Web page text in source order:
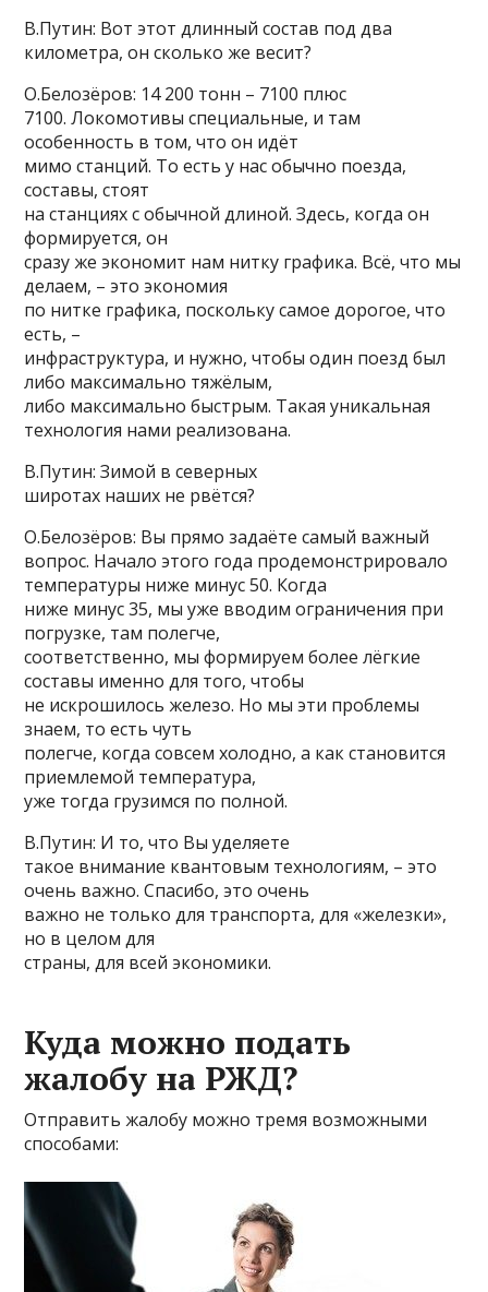
В.Путин: Вот этот длинный состав под два
километра, он сколько же весит?
О.Белозёров: 14 200 тонн – 7100 плюс
7100. Локомотивы специальные, и там
особенность в том, что он идёт
мимо станций. То есть у нас обычно поезда,
составы, стоят
на станциях с обычной длиной. Здесь, когда он
формируется, он
сразу же экономит нам нитку графика. Всё, что мы
делаем, – это экономия
по нитке графика, поскольку самое дорогое, что
есть, –
инфраструктура, и нужно, чтобы один поезд был
либо максимально тяжёлым,
либо максимально быстрым. Такая уникальная
технология нами реализована.
В.Путин: Зимой в северных
широтах наших не рвётся?
О.Белозёров: Вы прямо задаёте самый важный
вопрос. Начало этого года продемонстрировало
температуры ниже минус 50. Когда
ниже минус 35, мы уже вводим ограничения при
погрузке, там полегче,
соответственно, мы формируем более лёгкие
составы именно для того, чтобы
не искрошилось железо. Но мы эти проблемы
знаем, то есть чуть
полегче, когда совсем холодно, а как становится
приемлемой температура,
уже тогда грузимся по полной.
В.Путин: И то, что Вы уделяете
такое внимание квантовым технологиям, – это
очень важно. Спасибо, это очень
важно не только для транспорта, для «железки»,
но в целом для
страны, для всей экономики.
Куда можно подать
жалобу на РЖД?
Отправить жалобу можно тремя возможными
способами: